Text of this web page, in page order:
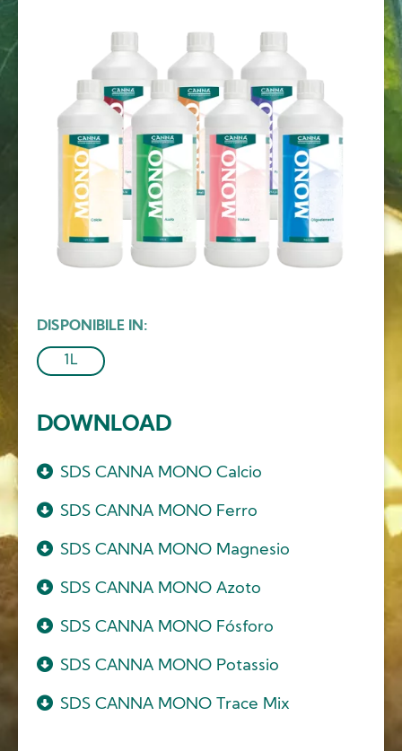
DISPONIBILE IN
1L
DOWNLOAD
SDS CANNA MONO Calcio
SDS CANNA MONO Ferro
SDS CANNA MONO Magnesio
SDS CANNA MONO Azoto
SDS CANNA MONO Fósforo
SDS CANNA MONO Potassio
SDS CANNA MONO Trace Mix